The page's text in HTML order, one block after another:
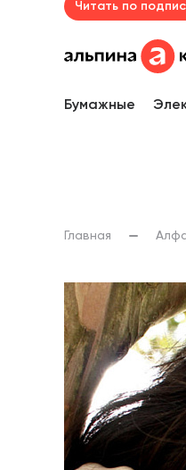
Читать по
Бумажные
Главная